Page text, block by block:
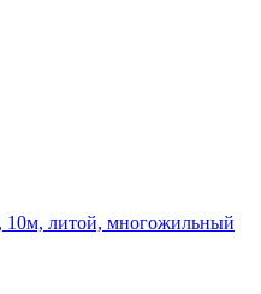
10м, литой, многожильный